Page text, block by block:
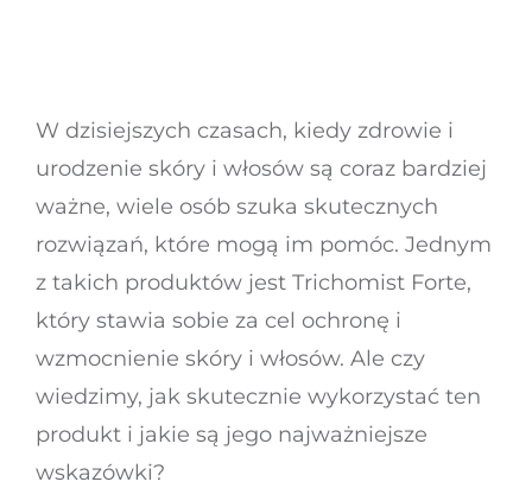
W dzisiejszych czasach, kiedy zdrowie i
urodzenie skóry i włosów są coraz bardziej
ważne, wiele osób szuka skutecznych
rozwiązań, które mogą im pomóc. Jednym
z takich produktów jest Trichomist Forte,
który stawia sobie za cel ochronę i
wzmocnienie skóry i włosów. Ale czy
wiedzimy, jak skutecznie wykorzystać ten
produkt i jakie są jego najważniejsze
wskazówki?